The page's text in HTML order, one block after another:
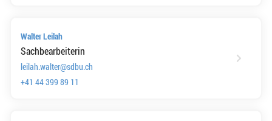
Walter Leilah
Sachbearbeiterin
leilah.walter@sdbu.ch
+41 44 399 89 11